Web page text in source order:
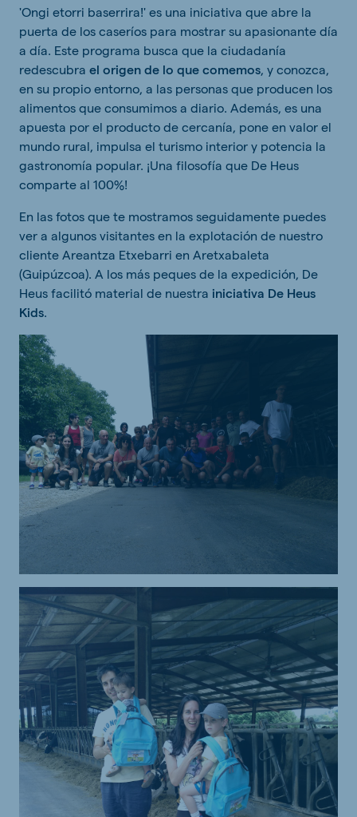
'Ongi etorri baserrira!' es una iniciativa que abre la
puerta de los caseríos para mostrar su apasionante día
a día. Este programa busca que la ciudadanía
redescubra el origen de lo que comemos , y conozca,
en su propio entorno, a las personas que producen los
alimentos que consumimos a diario. Además, es una
apuesta por el producto de cercanía, pone en valor el
mundo rural, impulsa el turismo interior y potencia la
gastronomía popular. ¡Una filosofía que De Heus
comparte al 100%!
En las fotos que te mostramos seguidamente puedes
ver a algunos visitantes en la explotación de nuestro
cliente Areantza Etxebarri en Aretxabaleta
(Guipúzcoa). A los más peques de la expedición, De
Heus facilitó material de nuestra iniciativa De Heus
Kids